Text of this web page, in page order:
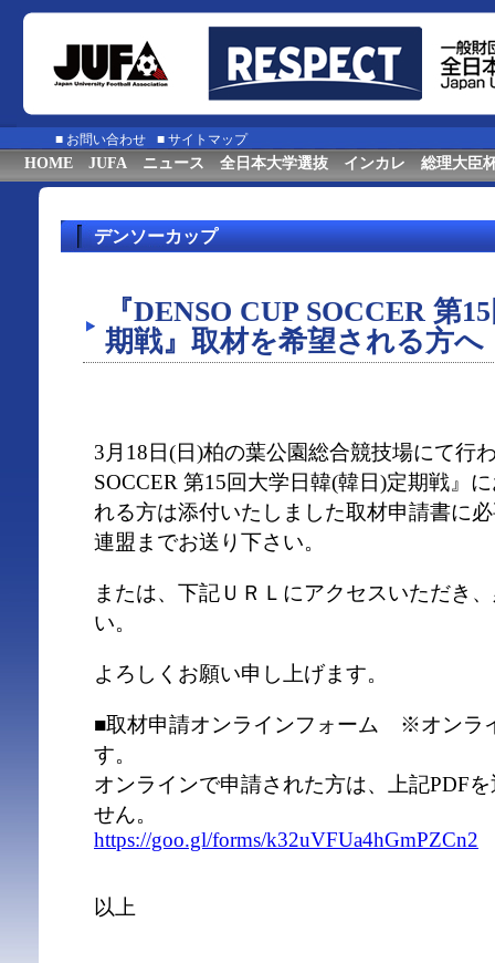
■ お問い合わせ ■ サイトマップ
HOME JUFA ニュース 全日本大学選抜 インカレ 総理大臣
デンソーカップ
『DENSO CUP SOCCER 第
期戦』取材を希望される方へ
3月18日(日)柏の葉公園総合競技場にて行
SOCCER 第15回大学日韓(韓日)定期戦』
れる方は添付いたしました取材申請書に
連盟までお送り下さい。
または、下記ＵＲＬにアクセスいただき
い。
よろしくお願い申し上げます。
■取材申請オンラインフォーム ※オンラ
す。
オンラインで申請された方は、上記PDF
せん。
https://goo.gl/forms/k32uVFUa4hGmPZCn2
以上